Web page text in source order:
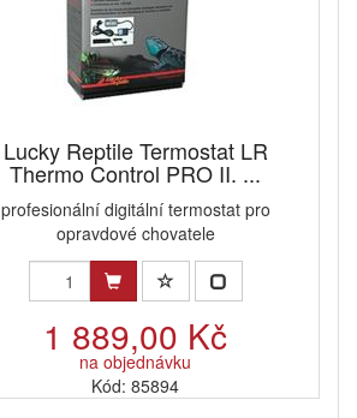
Lucky Reptile Termostat LR
Thermo Control PRO II. ...
profesionální digitální termostat pro
opravdové chovatele
1 889,00 Kč
na objednávku
Kód: 85894